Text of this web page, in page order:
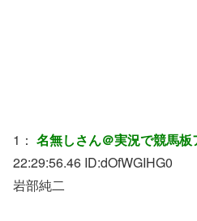
1： 名無しさん＠実況で競馬板
22:29:56.46 ID:dOfWGIHG0
岩部純二